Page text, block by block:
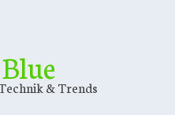
& Trends